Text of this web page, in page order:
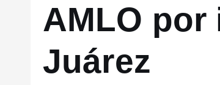
AMLO por
Juárez